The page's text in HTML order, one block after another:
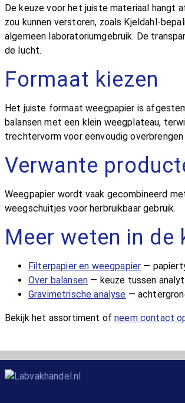
De keuze voor het juiste materiaal hangt
zou kunnen verstoren, zoals Kjeldahl-
algemeen laboratoriumgebruik. De
de lucht.
Formaat kiezen
Het juiste formaat weegpapier is
balansen met een klein weegplateau,
trechtervorm voor eenvoudig
Verwante
Weegpapier wordt vaak gecombineerd
weegschuitjes voor herbruikbaar gebruik.
Meer weten in de
Filterpapier en weegpapier —
Over balansen — keuze tussen
Gravimetrische analyse —
Bekijk het assortiment ofneem contact